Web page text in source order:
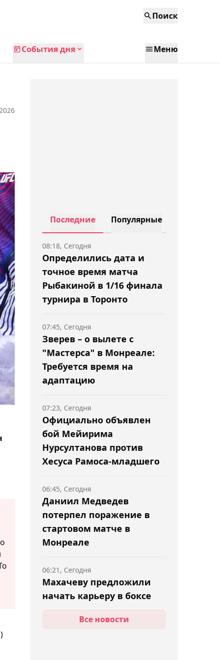
Поиск
События дня Меню
Последние Популярные
Определились дата и
точное время матча
Рыбакиной в 1/16 финала
турнира в Торонто
08:18, Сегодня
Зверев – о вылете с
"Мастерса" в Монреале:
Требуется время на
адаптацию
07:45, Сегодня
Официально объявлен
бой Мейирима
Нурсултанова против
Хесуса Рамоса-младшего
07:23, Сегодня
Даниил Медведев
потерпел поражение в
стартовом матче в
Монреале
06:45, Сегодня
Махачеву предложили
начать карьеру в боксе
06:21, Сегодня
05:41, СегодняВсе новости